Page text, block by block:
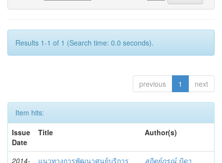
Results 1-1 of 1 (Search time: 0.0 seconds).
previous 1 next
Item hits:
Issue
Date
Title Author(s)
2014-
แนวทางการพัฒนาศูนย์บริการ
สถิตย์ภรณ์ บิดา